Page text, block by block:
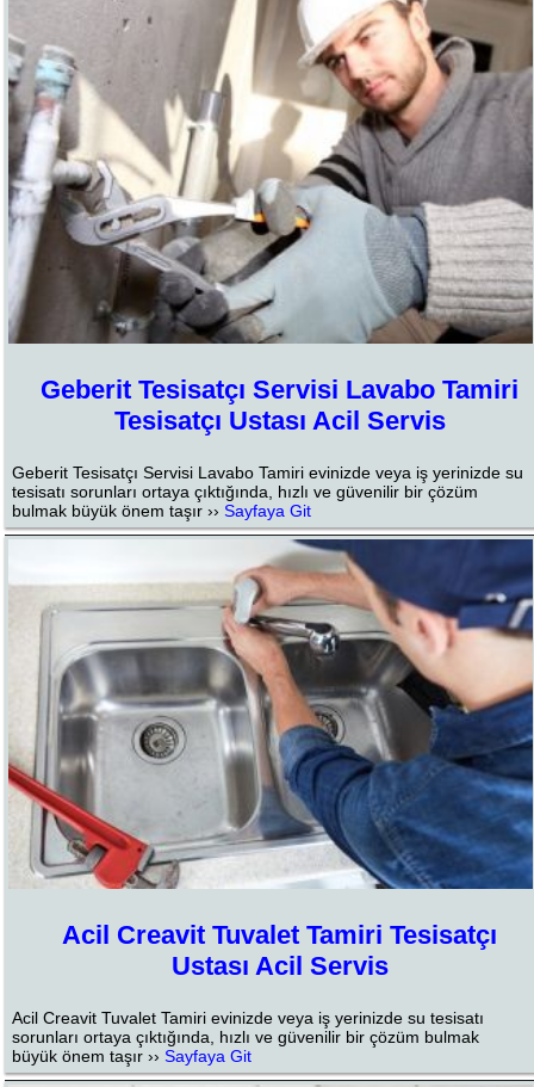
Geberit Tesisatçı Servisi Lavabo Tamiri
Tesisatçı Ustası Acil Servis
Geberit Tesisatçı Servisi Lavabo Tamiri evinizde veya iş yerinizde su
tesisatı sorunları ortaya çıktığında, hızlı ve güvenilir bir çözüm
bulmak büyük önem taşır ››Sayfaya Git
Acil Creavit Tuvalet Tamiri Tesisatçı
Ustası Acil Servis
Acil Creavit Tuvalet Tamiri evinizde veya iş yerinizde su tesisatı
sorunları ortaya çıktığında, hızlı ve güvenilir bir çözüm bulmak
büyük önem taşır ››Sayfaya Git